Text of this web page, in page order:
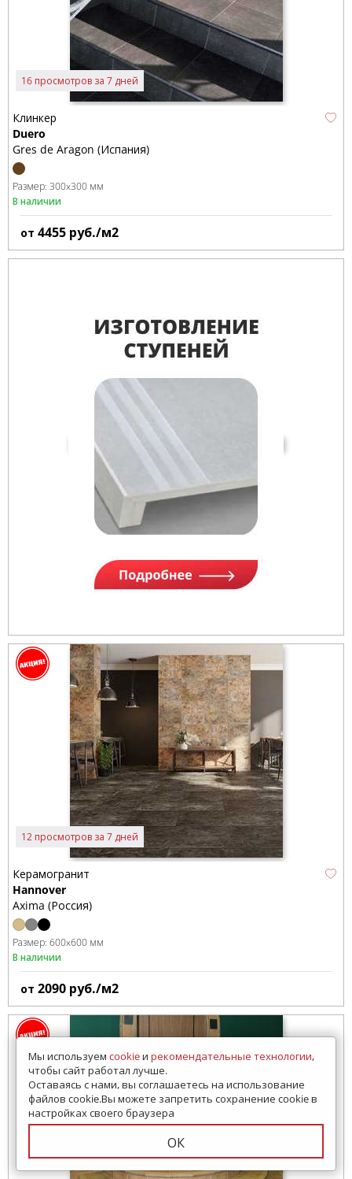
16 просмотров за 7 дней
Клинкер
Duero
Gres de Aragon (Испания)
Размер: 300x300 мм
В наличии
от 4455 руб./м2
12 просмотров за 7 дней
Керамогранит
Hannover
Axima (Россия)
Размер: 600x600 мм
В наличии
от 2090 руб./м2
Мы используем cookieи рекомендательные технологии,
чтобы сайт работал лучше.
Оставаясь с нами, вы соглашаетесь на использование
файлов cookie.Вы можете запретить сохранение cookie в
настройках своего браузера
ОК